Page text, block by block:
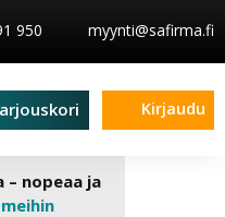
950 myynti@safirma.fi
Kirjaudu
nopeaa ja